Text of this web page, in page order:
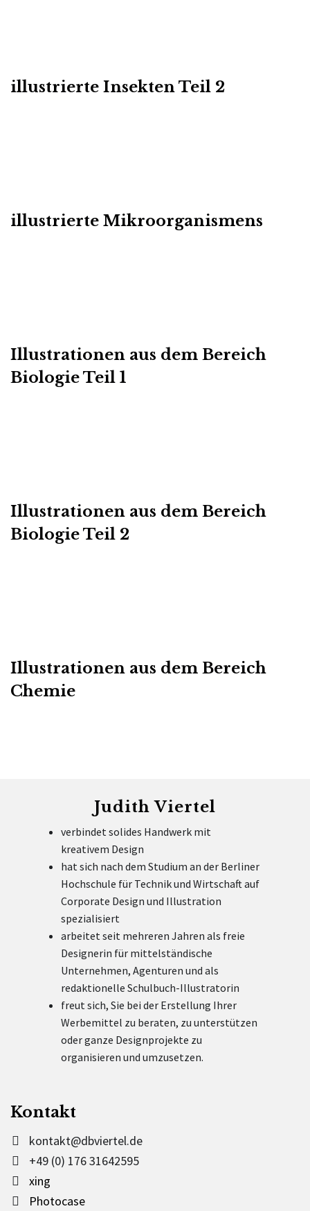
illustrierte Insekten Teil 2
illustrierte Mikroorganismens
Illustrationen aus dem Bereich
Biologie Teil 1
Illustrationen aus dem Bereich
Biologie Teil 2
Illustrationen aus dem Bereich
Chemie
Judith Viertel
verbindet solides Handwerk mit
kreativem Design
hat sich nach dem Studium an der Berliner
Hochschule für Technik und Wirtschaft auf
Corporate Design und Illustration
spezialisiert
arbeitet seit mehreren Jahren als freie
Designerin für mittelständische
Unternehmen, Agenturen und als
redaktionelle Schulbuch-Illustratorin
freut sich, Sie bei der Erstellung Ihrer
Werbemittel zu beraten, zu unterstützen
oder ganze Designprojekte zu
organisieren und umzusetzen.
Kontakt
kontakt@dbviertel.de
+49 (0) 176 31642595
xing
Photocase